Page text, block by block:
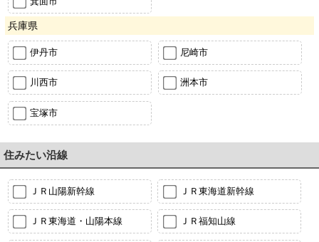
兵庫県
伊丹市 尼崎市
川西市 洲本市
宝塚市
住みたい沿線
ＪＲ山陽新幹線 ＪＲ東海道新幹線
ＪＲ東海道・山陽本線 ＪＲ福知山線